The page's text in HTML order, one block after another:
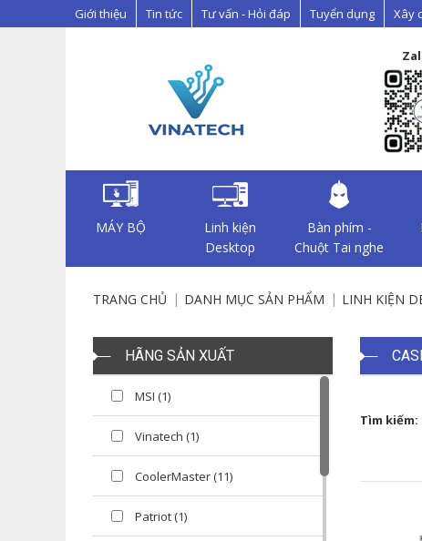
Giới thiệu Tin tức Tư vấn - Hỏi đáp Tuyển dụng Xây
MÁY BỘ
Linh kiện
Desktop
Bàn phím -
Chuột Tai nghe
TRANG CHỦ DANH MỤC SẢN PHẨM LINH KIỆN
Tìm kiếm:
HÃNG SẢN XUẤT
MSI (1)
Vinatech (1)
CoolerMaster (11)
Patriot (1)